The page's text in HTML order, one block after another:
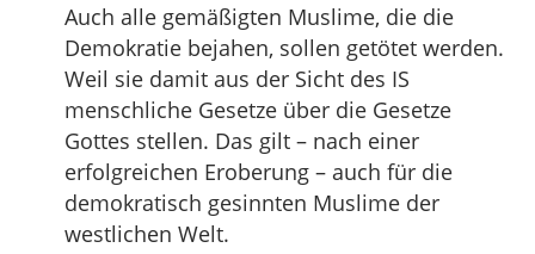
Auch alle gemäßigten Muslime, die die
Demokratie bejahen, sollen getötet werden.
Weil sie damit aus der Sicht des IS
menschliche Gesetze über die Gesetze
Gottes stellen. Das gilt – nach einer
erfolgreichen Eroberung – auch für die
demokratisch gesinnten Muslime der
westlichen Welt.